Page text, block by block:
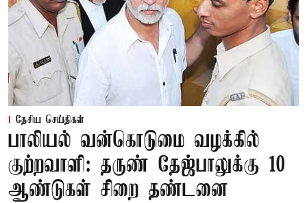
தேசிய செய்திகள்
பாலியல் வன்கொடுமை வழக்கில்
குற்றவாளி: தருண் தேஜ்பாலுக்கு 10
ஆண்டுகள் சிறை தண்டனை